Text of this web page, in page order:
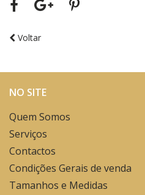
Voltar
NO SITE
Quem Somos
Serviços
Contactos
Condições Gerais de venda
Tamanhos e Medidas